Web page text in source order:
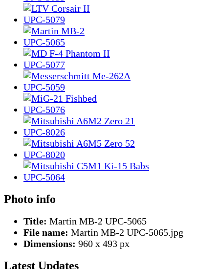
Photo info
Title: Martin MB-2 UPC-5065
File name: Martin MB-2 UPC-5065.jpg
Dimensions: 960 x 493 px
Latest Updates